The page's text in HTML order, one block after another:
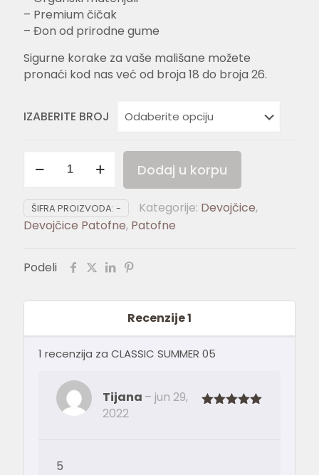
– Premium čičak
– Đon od prirodne gume
Sigurne korake za vaše mališane možete
pronaći kod nas već od broja 18 do broja 26.
IZABERITE BROJ
SUMMER
količina
Dodaj u korpu
ŠIFRA PROIZVODA: - Kategorije: Devojčice,
Devojčice Patofne, Patofne
Podeli
Recenzije1
1 recenzija za CLASSIC SUMMER 05
Tijana – jun 29,
2022
5